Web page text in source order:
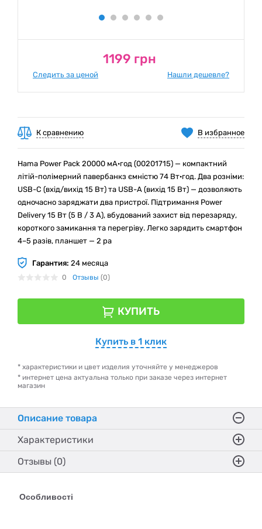
1199 грн
Следить за ценой Нашли дешевле?
В избранное
К сравнению
Hama Power Pack 20000 мА·год (00201715) — компактний
літій-полімерний павербанкз ємністю 74 Вт·год. Два розніми:
USB-C (вхід/вихід 15 Вт) та USB-A (вихід 15 Вт) — дозволяють
одночасно заряджати два пристрої. Підтримання Power
Delivery 15 Вт (5 В / 3 А), вбудований захист від перезаряду,
короткого замикання та перегріву. Легко зарядить смартфон
4–5 разів, планшет — 2 ра
Гарантия: 24 месяца
0 Отзывы (0)
КУПИТЬ
Купить в 1 клик
* характеристики и цвет изделия уточняйте у менеджеров
* интернет цена актуальна только при заказе через интернет
магазин
Описание товара
Характеристики
Отзывы (0)
Особливості